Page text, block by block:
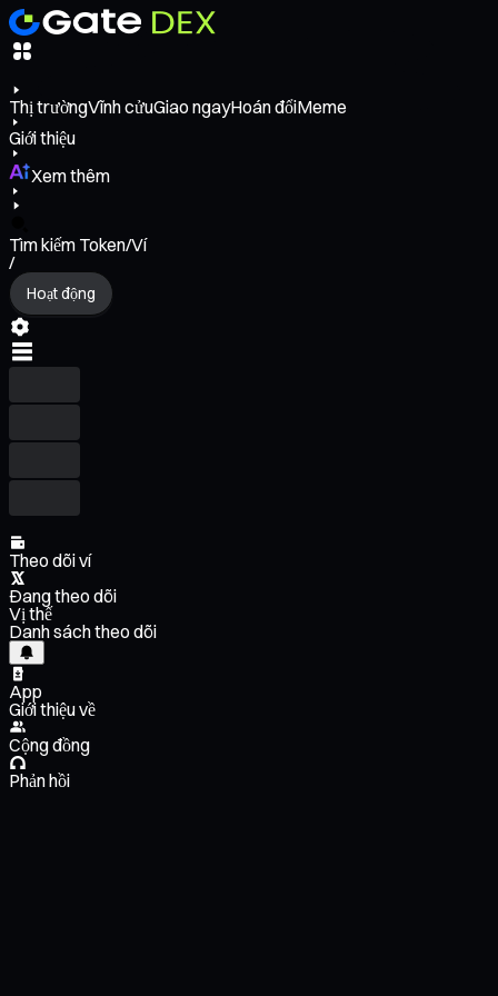
Thị trườngVĩnh cửuGiao ngayHoán đổiMeme
Giới thiệu
Xem thêm
Tìm kiếm Token/Ví
/
Hoạt động
Theo dõi ví
Đang theo dõi
Vị thế
Danh sách theo dõi
App
Giới thiệu về
Cộng đồng
Phản hồi